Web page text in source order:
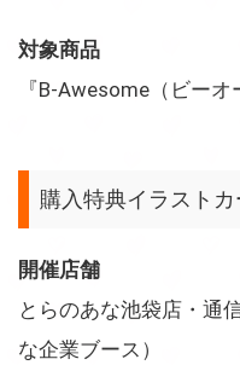
対象商品
『B-Awesome（ビー
購入特典イラストカ
開催店舗
とらのあな池袋店・通
な企業ブース）